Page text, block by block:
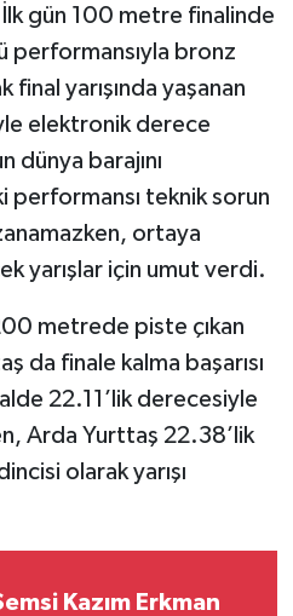
gün 100 metre finalinde
performansıyla bronz
final yarışında yaşanan
elektronik derece
dünya barajını
teknik sorun
ortaya
yarışlar için umut verdi.
metrede piste çıkan
da finale kalma başarısı
22.11’lik derecesiyle
Arda Yurttaş 22.38’lik
olarak yarışı
Kazım Erkman